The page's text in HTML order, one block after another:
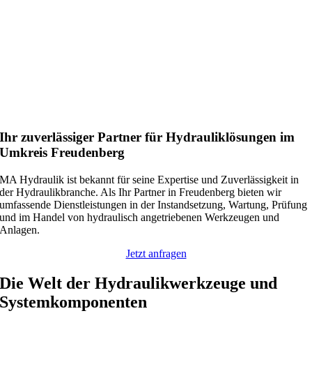
Ihr zuverlässiger Partner für Hydrauliklösungen im
Umkreis Freudenberg
MA Hydraulik ist bekannt für seine Expertise und Zuverlässigkeit in
der Hydraulikbranche. Als Ihr Partner in Freudenberg bieten wir
umfassende Dienstleistungen in der Instandsetzung, Wartung, Prüfung
und im Handel von hydraulisch angetriebenen Werkzeugen und
Anlagen.
Jetzt anfragen
Die Welt der Hydraulikwerkzeuge und
Systemkomponenten